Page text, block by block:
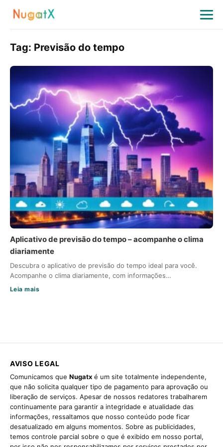
Tag: Previsão do tempo
Aplicativo de previsão do tempo – acompanhe o clima
diariamente
Descubra o aplicativo de previsão do tempo ideal para você.
Acompanhe o clima diariamente, com informações…
Leia mais
AVISO LEGAL
Comunicamos que Nugatx é um site totalmente independente,
que não solicita qualquer tipo de pagamento para aprovação ou
liberação de serviços. Apesar de nossos redatores trabalharem
continuamente para garantir a integridade e atualidade das
informações, ressaltamos que nosso conteúdo pode ficar
desatualizado em alguns momentos. Sobre as publicidades,
temos controle parcial sobre o que é exibido em nosso portal,